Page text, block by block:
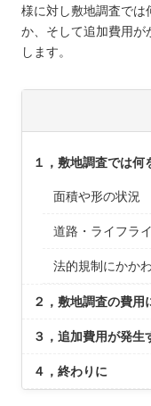
様に対し敷地調査では
か、そして追加費用が
します。
１，敷地調査では何
面積や形の状況
道路・ライフラ
法的規制にかか
２，敷地調査の費用
３，追加費用が発生
４，終わりに